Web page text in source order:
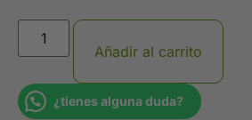
Añadir al carrito
¿tienes alguna duda?